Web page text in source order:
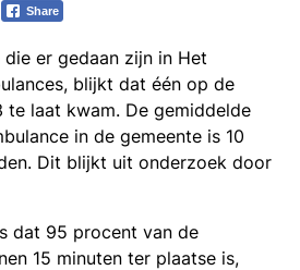
Share
er gedaan zijn in Het
blijkt dat één op de
te laat kwam. De gemiddelde
in de gemeente is 10
Dit blijkt uit onderzoek door
dat 95 procent van de
15 minuten ter plaatse is,